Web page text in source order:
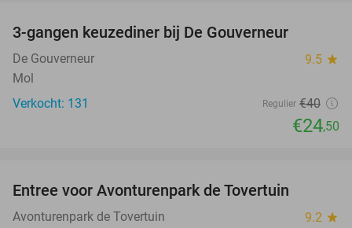
3-gangen keuzediner bij De Gouverneur
De Gouverneur 9.5 star
Mol
Verkocht: 131
Regulier €40
€24,50
Entree voor Avonturenpark de Tovertuin
Avonturenpark de Tovertuin 9.2 star